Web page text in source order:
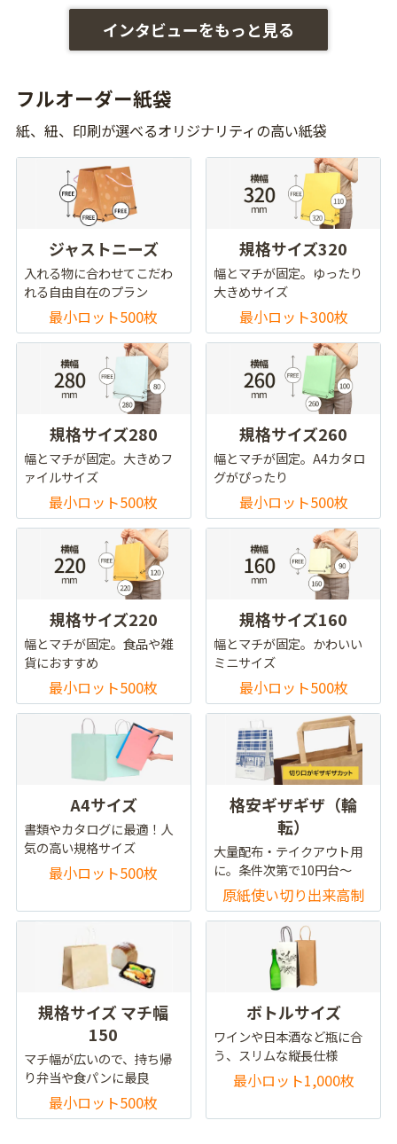
インタビューをもっと見る
フルオーダー紙袋
紙、紐、印刷が選べるオリジナリティの高い紙袋
ジャストニーズ
入れる物に合わせてこだわ
れる自由自在のプラン
最小ロット500枚
規格サイズ320
幅とマチが固定。ゆったり
大きめサイズ
最小ロット300枚
規格サイズ280
幅とマチが固定。大きめフ
ァイルサイズ
最小ロット500枚
規格サイズ260
幅とマチが固定。A4カタロ
グがぴったり
最小ロット500枚
規格サイズ220
幅とマチが固定。食品や雑
貨におすすめ
最小ロット500枚
規格サイズ160
幅とマチが固定。かわいい
ミニサイズ
最小ロット500枚
A4サイズ
書類やカタログに最適！人
気の高い規格サイズ
最小ロット500枚
格安ギザギザ（輪
転）
大量配布・テイクアウト用
に。条件次第で10円台～
原紙使い切り出来高制
規格サイズ マチ幅
150
マチ幅が広いので、持ち帰
り弁当や食パンに最良
最小ロット500枚
ボトルサイズ
ワインや日本酒など瓶に合
う、スリムな縦長仕様
最小ロット1,000枚